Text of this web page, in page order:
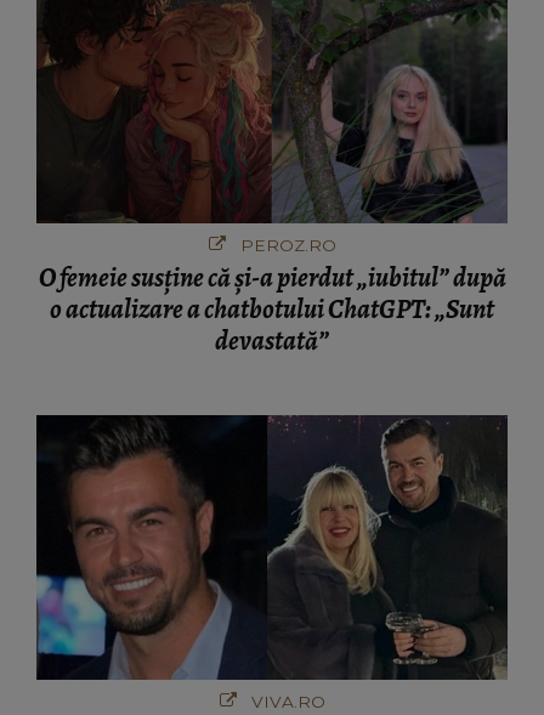
PEROZ.RO
O femeie susține că și-a pierdut „iubitul” după
o actualizare a chatbotului ChatGPT: „Sunt
devastată”
VIVA.RO